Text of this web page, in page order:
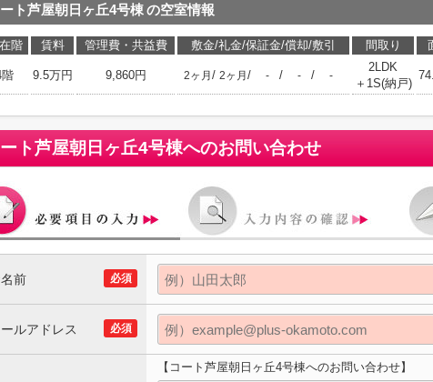
ト芦屋朝日ヶ丘4号棟の空室情報
階 賃料 管理費・共益費 敷金/礼金/保証金/償却/敷引 間取り
9.5万円 9,860円 2ヶ月 / 2ヶ月 / - / - / -
2LDK
＋1S(納戸)
ト芦屋朝日ヶ丘4号棟へのお問い合わせ
必須
前
必須
ールアドレス
【コート芦屋朝日ヶ丘4号棟へのお問い合わせ】